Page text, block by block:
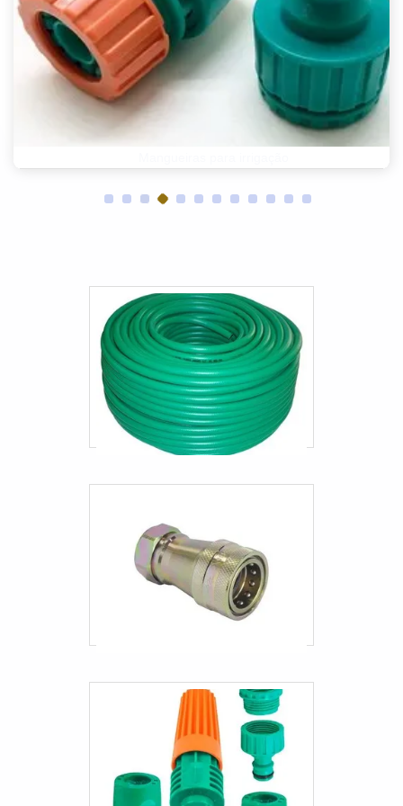
Mangueiras hidráulicas alta pressão
Mangueiras hidráulicas e conexões
Mangueira de ar para caminhão
Mangueira de oleo direção hidraulica
Engate rápido hidráulico parker
Mangueira corrugada automotiva
Mangueira freio hidraulico
Mangueira para empilhadeira
Mangueiras automotivas de silicone
Mangueiras sanfonadas industriais
Mangueira pneumática pu 8mm
Mangueiras hidráulicas automotivas
Mangueiras industriais para água